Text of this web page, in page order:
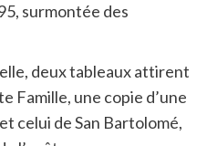
surmontée des
deux tableaux attirent
Famille, une copie d’une
celui de San Bartolomé,